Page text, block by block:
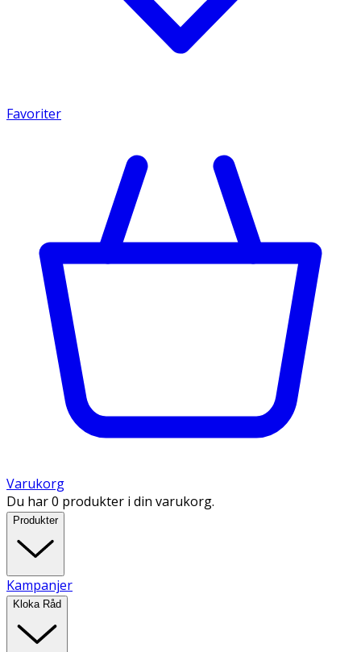
Favoriter
Varukorg
Du har 0 produkter i din varukorg.
Produkter
Kampanjer
Kloka Råd